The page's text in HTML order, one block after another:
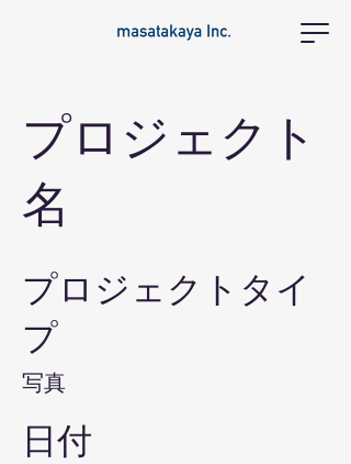
プロジェクト
名
プロジェクトタイ
プ
写真
日付